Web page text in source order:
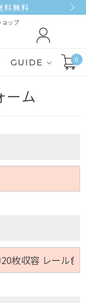
料無料
ョップ
GUIDE 0
ーム